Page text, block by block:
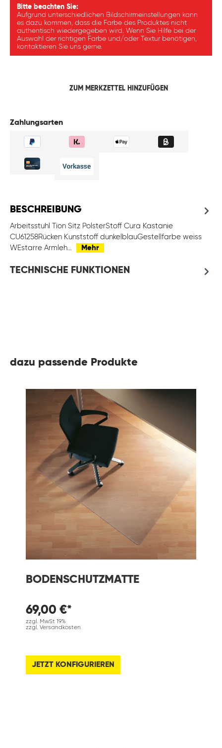
Bitte beachten Sie:
Aufgrund unterschiedlichen Bildschirmeinstellungen kann
es dazu kommen, dass die Farbe des Produktes nicht
authentisch wiedergegeben wird. Wenn Sie Hilfe bei der
Auswahl der richtigen Farbe und/oder Textur benötigen,
kontaktieren Sie uns gerne.
ZUM MERKZETTEL HINZUFÜGEN
Zahlungsarten
BESCHREIBUNG
Arbeitsstuhl Tion Sitz PolsterStoff Cura Kastanie
CU61258Rücken Kunststoff dunkelblauGestellfarbe weiss
WEstarre Armleh…
Mehr
TECHNISCHE FUNKTIONEN
dazu passende Produkte
BODENSCHUTZMATTE
69,00 €*
zzgl. MwSt 19%
zzgl. Versandkosten
JETZT KONFIGURIEREN